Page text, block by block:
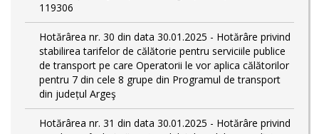
119306
Hotărârea nr. 30 din data 30.01.2025 - Hotărâre privind
stabilirea tarifelor de călătorie pentru serviciile publice
de transport pe care Operatorii le vor aplica călătorilor
pentru 7 din cele 8 grupe din Programul de transport
din județul Argeş
Hotărârea nr. 31 din data 30.01.2025 - Hotărâre privind